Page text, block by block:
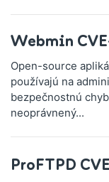
Webmin
Open-source
používajú na
bezpečnostnú
neoprávnený...
ProFTPD